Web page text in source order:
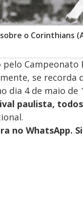
o Corinthians
pelo
se recorda
dia 4 de maio de
paulista,
no WhatsApp.